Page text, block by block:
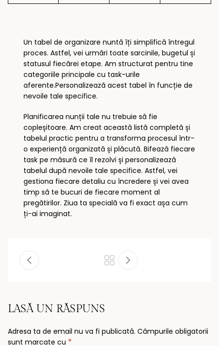
Un tabel de organizare nuntă îți simplifică întregul
proces. Astfel, vei urmări toate sarcinile, bugetul și
statusul fiecărei etape. Am structurat pentru tine
categoriile principale cu task-urile
aferente.Personalizează acest tabel în funcție de
nevoile tale specifice.
Planificarea nunții tale nu trebuie să fie
copleșitoare. Am creat această listă completă și
tabelul practic pentru a transforma procesul într-
o experiență organizată și plăcută. Bifează fiecare
task pe măsură ce îl rezolvi și personalizează
tabelul după nevoile tale specifice. Astfel, vei
gestiona fiecare detaliu cu încredere și vei avea
timp să te bucuri de fiecare moment al
pregătirilor. Ziua ta specială va fi exact așa cum
ți-ai imaginat.
LASĂ UN RĂSPUNS
Adresa ta de email nu va fi publicată. Câmpurile obligatorii
sunt marcate cu *